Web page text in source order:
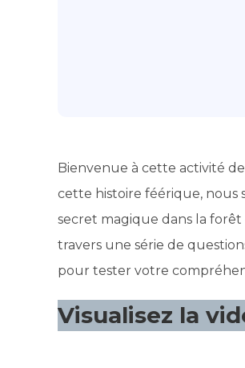
Bienvenue à cette activité de
cette histoire féérique, nous
secret magique dans la
travers une série de
pour tester votre
Visualisez la